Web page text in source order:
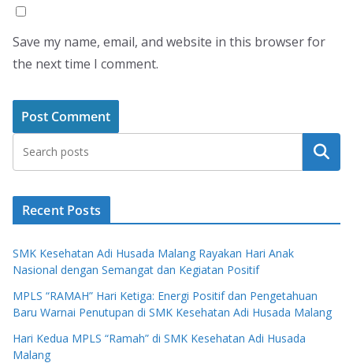
Save my name, email, and website in this browser for
the next time I comment.
Search
Recent Posts
SMK Kesehatan Adi Husada Malang Rayakan Hari Anak
Nasional dengan Semangat dan Kegiatan Positif
MPLS “RAMAH” Hari Ketiga: Energi Positif dan Pengetahuan
Baru Warnai Penutupan di SMK Kesehatan Adi Husada Malang
Hari Kedua MPLS “Ramah” di SMK Kesehatan Adi Husada
Malang